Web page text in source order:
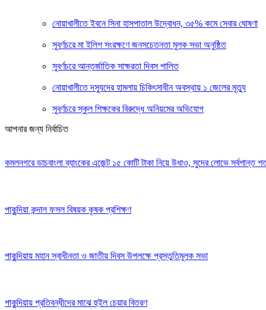
নোয়াখালীতে ইবনে সিনা হাসপাতাল উদ্বোধন, ৩৫% কমে সেবার ঘোষণা
সুবর্ণচরে মা ইলিশ সংরক্ষণে জনসচেতনতা মুলক সভা অনুষ্ঠিত
সুবর্ণচরে আন্তর্জাতিক সাক্ষরতা দিবস পালিত
নোয়াখালীতে দস্যুদের হামলায় চিকিৎসাধীন অবস্থায় ১ জেলের মৃত্যু
সুবর্ণচরে স্কুল শিক্ষকের বিরুদ্ধে অনিয়মের অভিযোগ
আপনার জন্য নির্বাচিত
কমলনগরে ডাচবাংলা ব্যাংকের এজেন্ট ১৫ কোটি টাকা নিয়ে উধাও, সুদের লোভে সর্বশান্ত
পাকুন্দিয়া কন্দাল ফসল বিষয়ক কৃষক প্রশিক্ষণ
পাকুন্দিয়ায় মহান স্বাধীনতা ও জাতীয় দিবস উপলক্ষে প্রস্তুতিমূলক সভা
পাকুন্দিয়ায় প্রতিবন্ধীদের মাঝে হুইল চেয়ার বিতরণ